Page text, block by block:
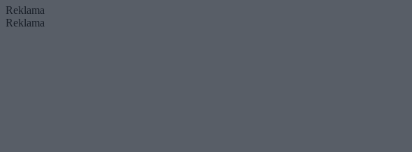
Reklama
Reklama